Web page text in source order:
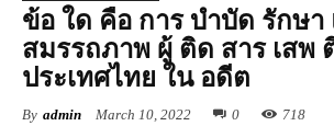
ข้อ ใด คือ การ บำบัด รักษ
สมรรถภาพ ผู้ ติด สาร เสพ
ประเทศไทย ใน อดีต
By admin March 10, 2022 0 718